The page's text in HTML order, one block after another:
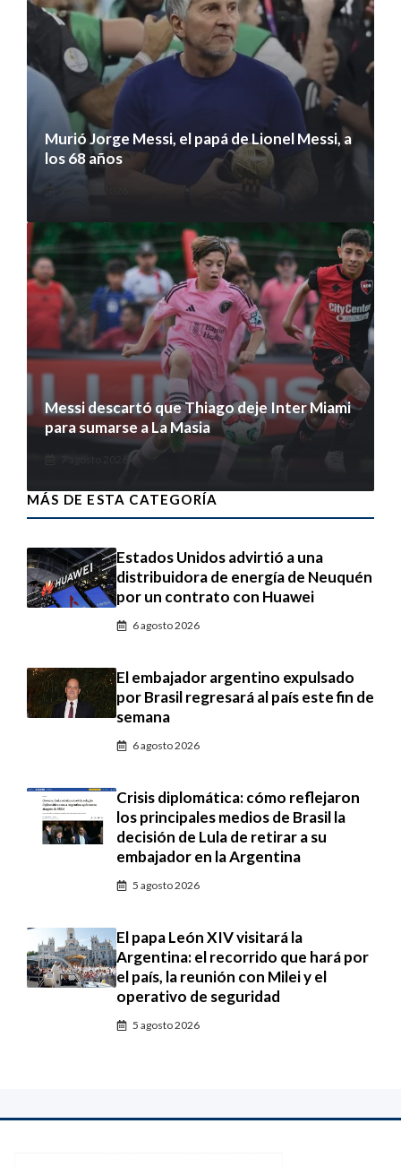
Murió Jorge Messi, el papá de Lionel Messi, a
los 68 años
Messi descartó que Thiago deje Inter Miami
para sumarse a La Masia
MÁS DE ESTA CATEGORÍA
Estados Unidos advirtió a una
distribuidora de energía de Neuquén
por un contrato con Huawei
6 agosto 2026
El embajador argentino expulsado
por Brasil regresará al país este fin de
semana
6 agosto 2026
Crisis diplomática: cómo reflejaron
los principales medios de Brasil la
decisión de Lula de retirar a su
embajador en la Argentina
5 agosto 2026
El papa León XIV visitará la
Argentina: el recorrido que hará por
el país, la reunión con Milei y el
operativo de seguridad
5 agosto 2026